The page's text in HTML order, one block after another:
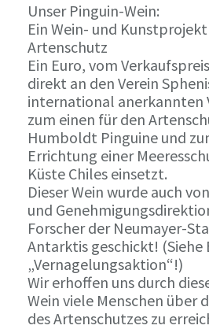
Unser Pinguin-Wein:
Ein Wein- und
Artenschutz
Ein Euro, vom
direkt an den Verein
international anerkannten
zum einen für den
Humboldt Pinguine und
Errichtung einer
Küste Chiles einsetzt.
Dieser Wein wurde auch
und
Forscher der Neumayer-
Antarktis geschickt! (Siehe
„Vernagelungsaktion“!)
Wir erhoffen uns durch
Wein viele Menschen über
des Artenschutzes zu